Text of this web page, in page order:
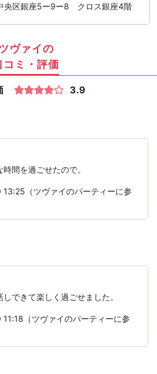
央区銀座5ー9ー8 クロス銀座4階
ヴァイの
コミ・評価
3.9
間を過ごせたので。
（ツヴァイのパーティーに参
できて楽しく過ごせました。
（ツヴァイのパーティーに参